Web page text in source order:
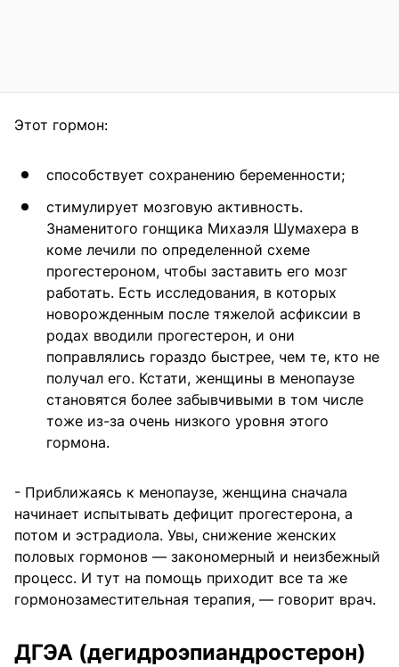
Этот гормон:
способствует сохранению беременности;
стимулирует мозговую активность.
Знаменитого гонщика Михаэля Шумахера в
коме лечили по определенной схеме
прогестероном, чтобы заставить его мозг
работать. Есть исследования, в которых
новорожденным после тяжелой асфиксии в
родах вводили прогестерон, и они
поправлялись гораздо быстрее, чем те, кто не
получал его. Кстати, женщины в менопаузе
становятся более забывчивыми в том числе
тоже из-за очень низкого уровня этого
гормона.
- Приближаясь к менопаузе, женщина сначала
начинает испытывать дефицит прогестерона, а
потом и эстрадиола. Увы, снижение женских
половых гормонов — закономерный и неизбежный
процесс. И тут на помощь приходит все та же
гормонозаместительная терапия, — говорит врач.
ДГЭА (дегидроэпиандростерон)